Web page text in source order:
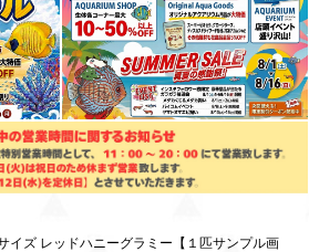
イズ レッドハニーグラミー【１匹サンプル画